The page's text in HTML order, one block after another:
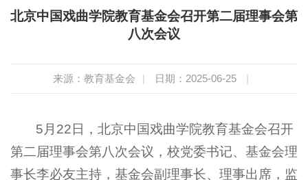
北京中国戏曲学院教育基金会召开第二届理事会第
八次会议
来源：教育基金会 | 日期：2025-06-25 |
5月22日，北京中国戏曲学院教育基金会召开
第二届理事会第八次会议，校党委书记、基金会理
事长李必友主持，基金会副理事长、理事出席，监